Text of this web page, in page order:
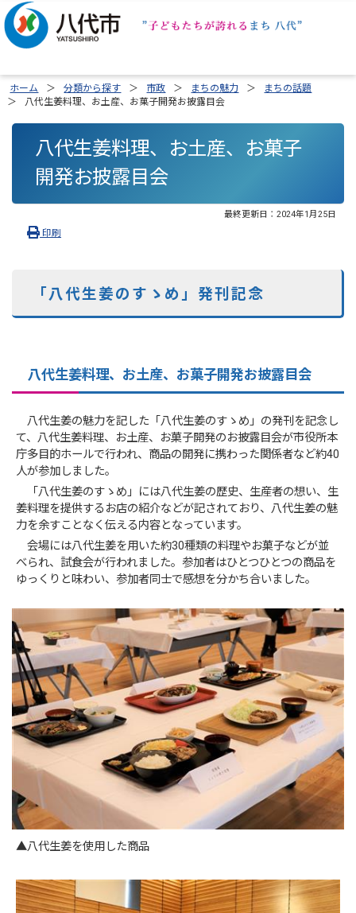
ホーム 分類から探す 市政 まちの魅力
まちの話題
八代生姜料理、お土産、お菓子開発お披露目会
八代生姜料理、お土産、お菓子
開発お披露目会
最終更新日： 2024年1月25日
印刷
「八代生姜のすゝめ」発刊記念
八代生姜料理、お土産、お菓子開発お披露目会
八代生姜の魅力を記した「八代生姜のすゝめ」の発刊を記念し
て、八代生姜料理、お土産、お菓子開発のお披露目会が市役所本
庁多目的ホールで行われ、商品の開発に携わった関係者など約40
人が参加しました。
「八代生姜のすゝめ」には八代生姜の歴史、生産者の想い、生
姜料理を提供するお店の紹介などが記されており、八代生姜の魅
力を余すことなく伝える内容となっています。
会場には八代生姜を用いた約30種類の料理やお菓子などが並
べられ、試食会が行われました。参加者はひとつひとつの商品を
ゆっくりと味わい、参加者同士で感想を分かち合いました。
▲八代生姜を使用した商品